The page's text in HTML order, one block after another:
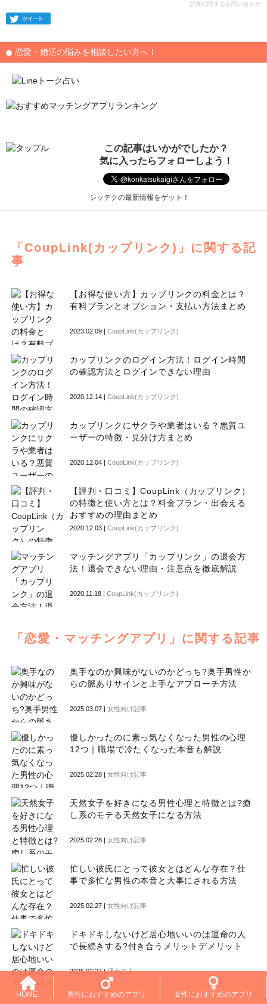
HOME 男性におすすめのアプリ 女性におすすめのアプリ
記事に関するお問い合わせ
恋愛・婚活の悩みを相談したい方へ！
この記事はいかがでしたか？
気に入ったらフォローしよう！
シッテクの最新情報をゲット！
「CoupLink(カップリンク)」に関する記
事
【お得な使い方】カップリンクの料金とは？
有料プランとオプション・支払い方法まとめ
2023.02.09 | CoupLink(カップリンク)
カップリンクのログイン方法！ログイン時間
の確認方法とログインできない理由
2020.12.14 | CoupLink(カップリンク)
カップリンクにサクラや業者はいる？悪質ユ
ーザーの特徴・見分け方まとめ
2020.12.04 | CoupLink(カップリンク)
【評判・口コミ】CoupLink（カップリンク）
の特徴と使い方とは？料金プラン・出会える
おすすめの理由まとめ
2020.12.03 | CoupLink(カップリンク)
マッチングアプリ「カップリンク」の退会方
法！退会できない理由・注意点を徹底解説
2020.11.18 | CoupLink(カップリンク)
「恋愛・マッチングアプリ」に関する記事
奥手なのか興味がないのかどっち?奥手男性か
らの脈ありサインと上手なアプローチ方法
2025.03.07 | 女性向け記事
優しかったのに素っ気なくなった男性の心理
12つ｜職場で冷たくなった本音も解説
2025.02.28 | 女性向け記事
天然女子を好きになる男性心理と特徴とは?癒
し系のモテる天然女子になる方法
2025.02.28 | 女性向け記事
忙しい彼氏にとって彼女とはどんな存在？仕
事で多忙な男性の本音と大事にされる方法
2025.02.27 | 女性向け記事
ドキドキしないけど居心地いいのは運命の人
で長続きする?付き合うメリットデメリット
2025.02.27 |運命の人